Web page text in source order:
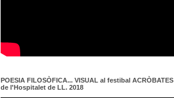
POESIA FILOSÒFICA... VISUAL al festibal ACRÒBATES
de l'Hospitalet de LL. 2018